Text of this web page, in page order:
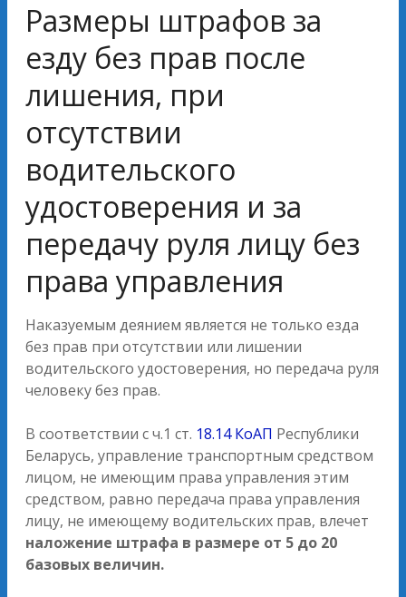
Размеры штрафов за
езду без прав после
лишения, при
отсутствии
водительского
удостоверения и за
передачу руля лицу без
права управления
Наказуемым деянием является не только езда
без прав при отсутствии или лишении
водительского удостоверения, но передача руля
человеку без прав.
В соответствии с ч.1 ст. 18.14 КоАП Республики
Беларусь, управление транспортным средством
лицом, не имеющим права управления этим
средством, равно передача права управления
лицу, не имеющему водительских прав, влечет
наложение штрафа в размере от 5 до 20
базовых величин.